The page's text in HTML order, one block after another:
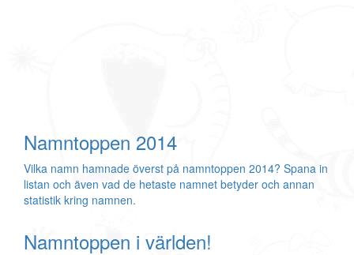
Namntoppen 2014
Vilka namn hamnade överst på namntoppen 2014? Spana in
listan och även vad de hetaste namnet betyder och annan
statistik kring namnen.
Namntoppen i världen!